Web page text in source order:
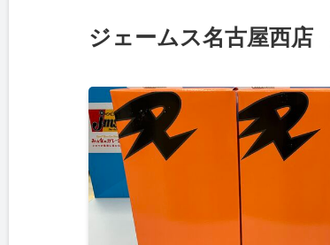
ジェームス名古屋西店